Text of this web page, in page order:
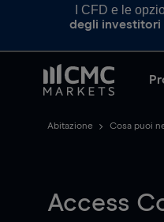
I CFD e le
degli investitori
Abitazione Cosa puoi
Access